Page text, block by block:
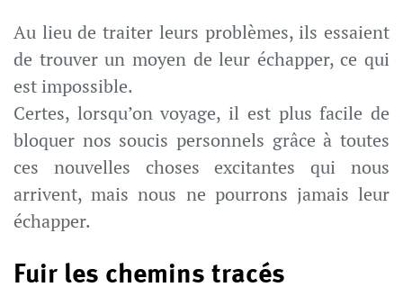
Au lieu de traiter leurs problèmes, ils essaient
de trouver un moyen de leur échapper, ce qui
est impossible.
Certes, lorsqu’on voyage, il est plus facile de
bloquer nos soucis personnels grâce à toutes
ces nouvelles choses excitantes qui nous
arrivent, mais nous ne pourrons jamais leur
échapper.
Fuir les chemins tracés